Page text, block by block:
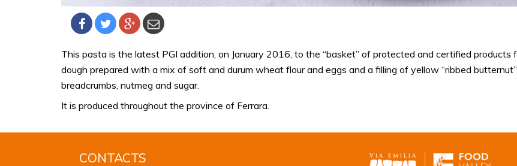
This pasta is the latest PGI addition, on January 2016, to the “basket” of protected and certified products
dough prepared with a mix of soft and durum wheat flour and eggs and a filling of yellow “ribbed
breadcrumbs, nutmeg and sugar.
It is produced throughout the province of Ferrara.
CONTACTS